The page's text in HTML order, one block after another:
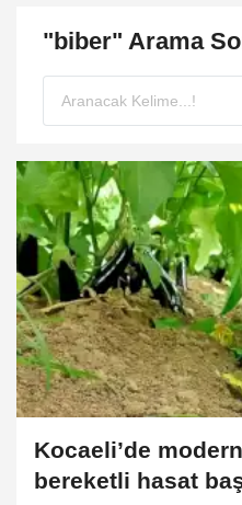
"biber" Arama
Kocaeli’de
bereketli hasat